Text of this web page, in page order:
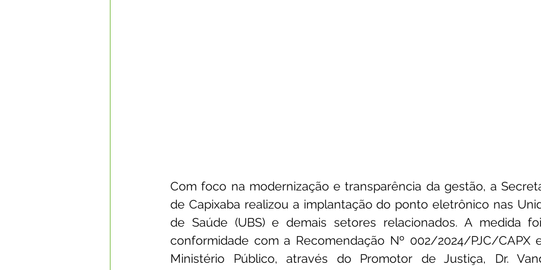
Com foco na modernização e transparência da gestão, a
de Capixaba realizou a implantação do ponto eletrônico nas
de Saúde (UBS) e demais setores relacionados. A medida
conformidade com a Recomendação Nº 002/2024/PJC/CAPX
Ministério Público, através do Promotor de Justiça, Dr.